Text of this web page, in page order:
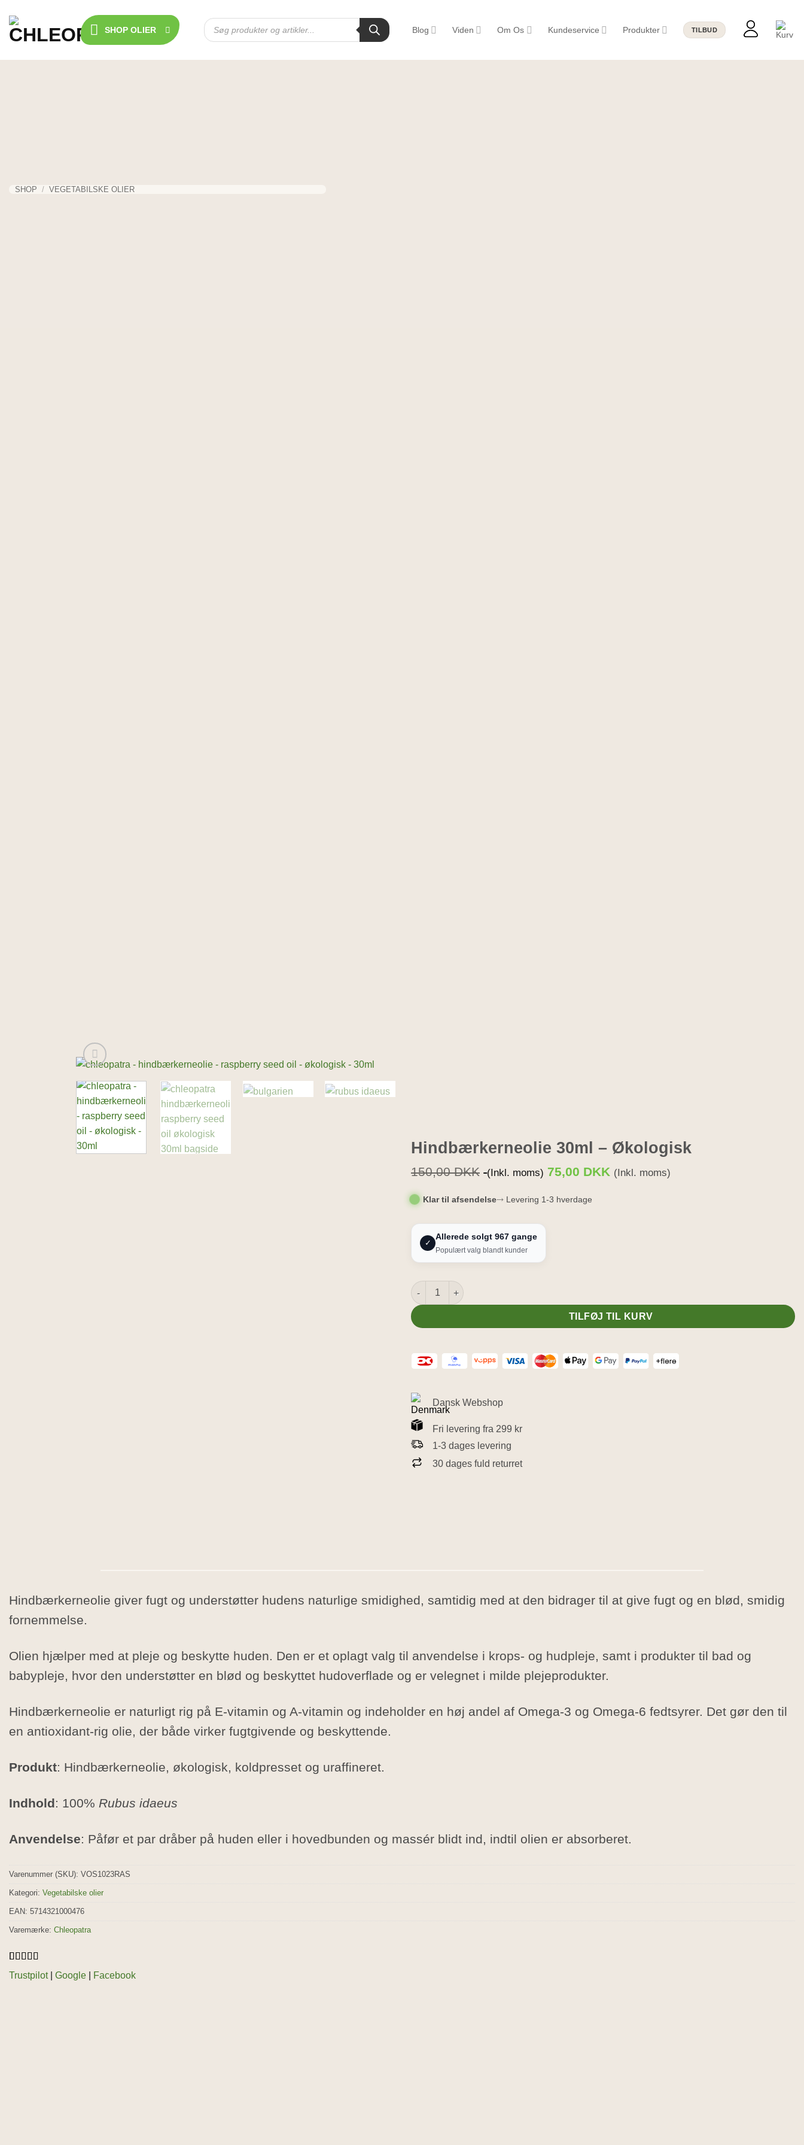
indhold
SHOP OLIER
Products
search
Blog Viden Om Os Kundeservice Produkter TILBUD
SHOP / VEGETABILSKE OLIER
Hindbærkerneolie 30ml – Økologisk
150,00DKK (Inkl. moms) 75,00 DKK (Inkl. moms)
Klar til afsendelse⤑ Levering 1-3 hverdage
✓
Allerede solgt 967 gange
Populært valg blandt kunder
Hindbærkerneolie 30ml - Økologisk antal
TILFØJ TIL KURV
Dansk Webshop
Fri levering fra 299 kr
1-3 dages levering
30 dages fuld returret
Hindbærkerneolie giver fugt og understøtter hudens naturlige smidighed, samtidig med at den bidrager til at give fugt og en blød, smidig
fornemmelse.
Olien hjælper med at pleje og beskytte huden. Den er et oplagt valg til anvendelse i krops- og hudpleje, samt i produkter til bad og
babypleje, hvor den understøtter en blød og beskyttet hudoverflade og er velegnet i milde plejeprodukter.
Hindbærkerneolie er naturligt rig på E-vitamin og A-vitamin og indeholder en høj andel af Omega-3 og Omega-6 fedtsyrer. Det gør den til
en antioxidant-rig olie, der både virker fugtgivende og beskyttende.
Produkt: Hindbærkerneolie, økologisk, koldpresset og uraffineret.
Indhold: 100% Rubus idaeus
Anvendelse: Påfør et par dråber på huden eller i hovedbunden og massér blidt ind, indtil olien er absorberet.
Varenummer (SKU): VOS1023RAS
Kategori: Vegetabilske olier
EAN: 5714321000476
Varemærke: Chleopatra
Bedømt som
5 ud af 5
4
Trustpilot| Google Facebook